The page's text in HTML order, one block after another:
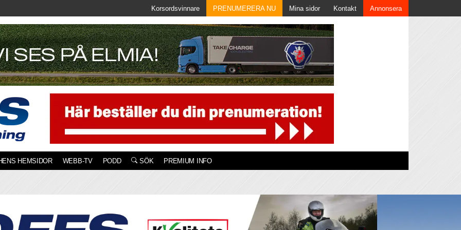
Korsordsvinnare PRENUMERERA NU Mina sidor Kontakt Annonsera
HEMSIDOR WEBB-TV PODD SÖK PREMIUM INFO